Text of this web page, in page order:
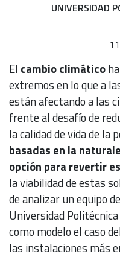
UNIVERSIDAD
El cambio climático
extremos en lo que a
están afectando a las
frente al desafío de
la calidad de vida de la
basadas en la
opción para revertir
la viabilidad de estas
de analizar un equipo
Universidad
como modelo el caso
las instalaciones más